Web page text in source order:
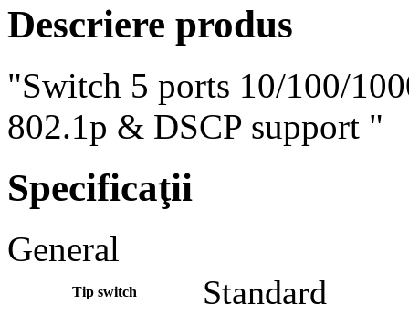
Descriere produs
"Switch 5 ports 10/100/
802.1p & DSCP support "
Specificaţii
General
Tip switch Standard